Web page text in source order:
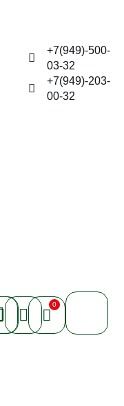
+7(949)-500-
03-32
+7(949)-203-
00-32
0